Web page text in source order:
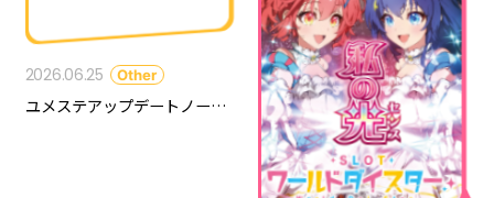
2026.06.25 Other
ユメステアップデートノート Vol.35